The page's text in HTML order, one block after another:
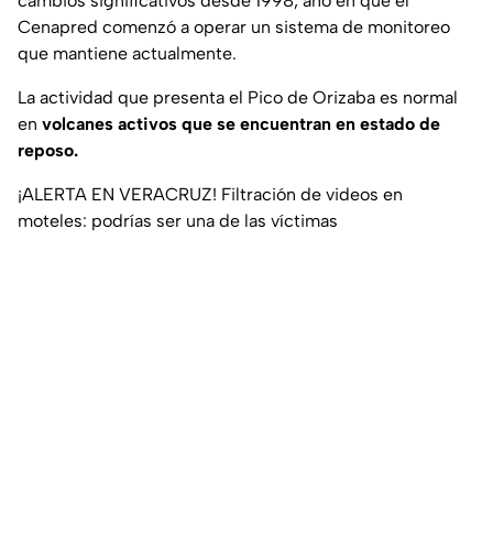
Cenapred comenzó a operar un sistema de monitoreo
que mantiene actualmente.
La actividad que presenta el Pico de Orizaba es normal
en volcanes activos que se encuentran en estado de
reposo.
¡ALERTA EN VERACRUZ! Filtración de videos en
moteles: podrías ser una de las víctimas